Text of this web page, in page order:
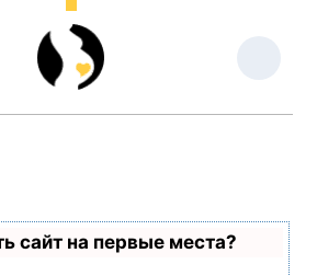
сайт на первые места?